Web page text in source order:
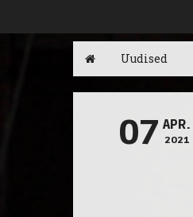
Uudised
07 APR.
2021